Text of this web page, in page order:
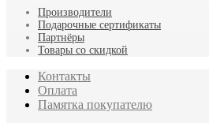
Производители
Подарочные сертификаты
Партнёры
Товары со скидкой
Контакты
Оплата
Памятка покупателю